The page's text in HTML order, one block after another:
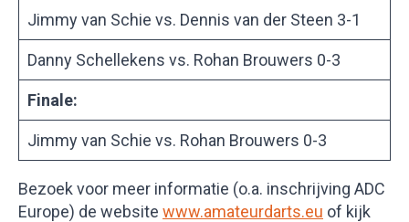
Jimmy van Schie vs. Dennis van der Steen 3-1
Danny Schellekens vs. Rohan Brouwers 0-3
Finale:
Jimmy van Schie vs. Rohan Brouwers 0-3
Bezoek voor meer informatie (o.a. inschrijving ADC
Europe) de website www.amateurdarts.eu of kijk